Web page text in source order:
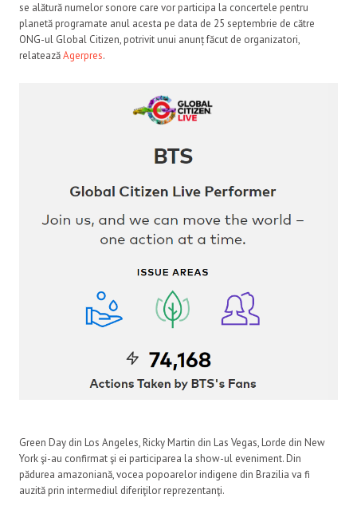
se alătură numelor sonore care vor participa la concertele pentru
planetă programate anul acesta pe data de 25 septembrie de către
ONG-ul Global Citizen, potrivit unui anunț făcut de organizatori,
relateazăAgerpres.
Green Day din Los Angeles, Ricky Martin din Las Vegas, Lorde din New
York şi-au confirmat şi ei participarea la show-ul eveniment. Din
pădurea amazoniană, vocea popoarelor indigene din Brazilia va fi
auzită prin intermediul diferiţilor reprezentanţi.